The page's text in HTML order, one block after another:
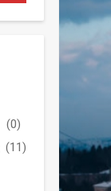
(0)
(11)